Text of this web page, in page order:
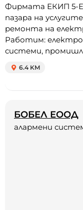
Фирмата ЕКИП 5-
пазара на
ремонта на
Работим:
системи,
6.4 KM
БОБЕЛ ЕООД
алармени